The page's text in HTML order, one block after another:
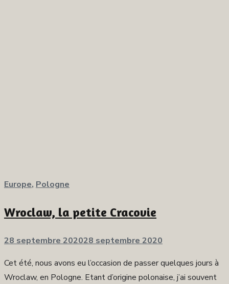
Europe, Pologne
Wroclaw, la petite Cracovie
Publié
28 septembre 202028 septembre 2020
Cet été, nous avons eu l’occasion de passer quelques jours à
Wroclaw, en Pologne. Etant d’origine polonaise, j’ai souvent